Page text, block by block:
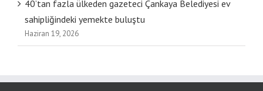
40’tan fazla ülkeden gazeteci Çankaya Belediyesi ev
sahipliğindeki yemekte buluştu
Haziran 19, 2026